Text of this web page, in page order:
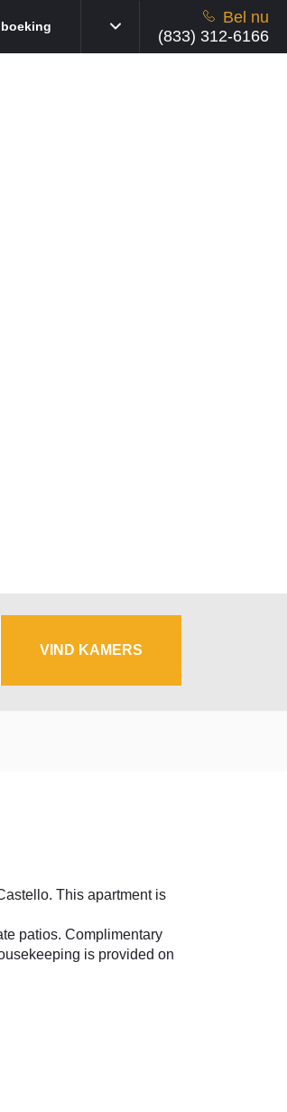
Bel nu
(833) 312-6166
VIND KAMERS
This apartment is
patios. Complimentary
is provided on